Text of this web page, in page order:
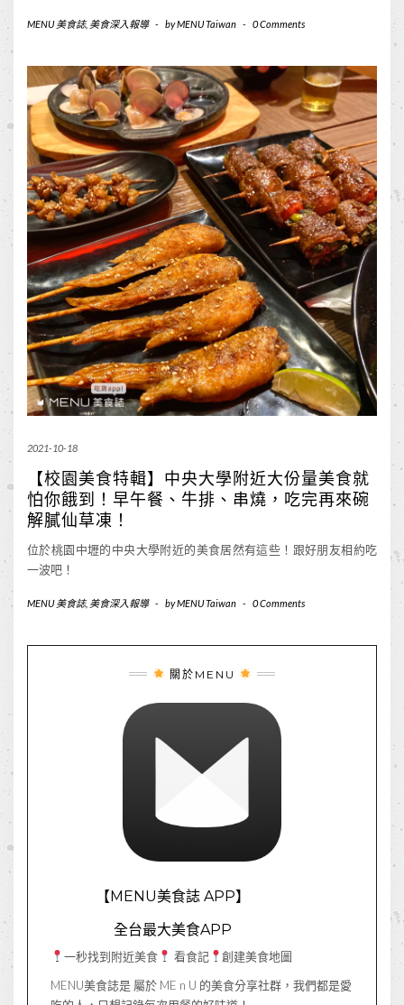
MENU 美食誌, 美食深入報導 - byMENU Taiwan - 0 Comments
2021-10-18
【校園美食特輯】中央大學附近大份量美食就
怕你餓到！早午餐、牛排、串燒，吃完再來碗
解膩仙草凍！
位於桃園中壢的中央大學附近的美食居然有這些！跟好朋友相約吃
一波吧！
MENU 美食誌, 美食深入報導 - byMENU Taiwan - 0 Comments
關於MENU
【MENU美食誌 APP】
全台最大美食APP
一秒找到附近美食 看食記
創建美食地圖
MENU美食誌是 屬於 ME n U 的美食分享社群，我們都是愛